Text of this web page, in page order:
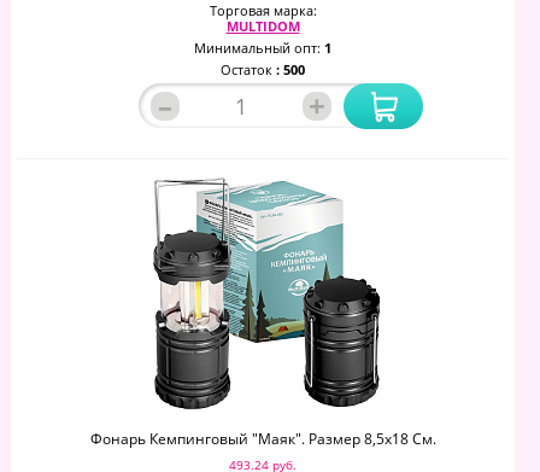
Торговая марка:
MULTIDOM
Минимальный опт: 1
Остаток : 500
– +
Фонарь Кемпинговый "Маяк". Размер 8,5х18 См.
493.24 руб.